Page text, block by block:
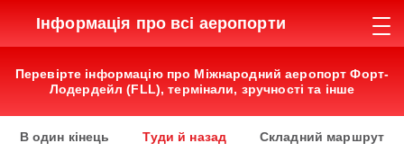
Інформація про всі аеропорти
Перевірте інформацію про Міжнародний аеропорт Форт-
Лодердейл (FLL), термінали, зручності та інше
В один кінець Туди й назад Складний маршрут